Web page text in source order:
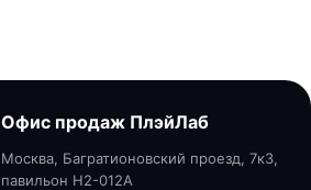
Офис продаж ПлэйЛаб
Москва, Багратионовский проезд, 7к3,
павильон H2-012A